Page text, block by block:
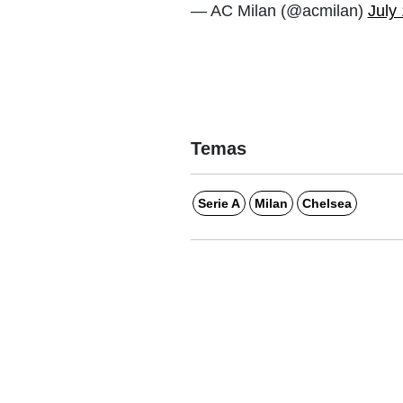
— AC Milan (@acmilan) July
Temas
Serie A Milan Chelsea